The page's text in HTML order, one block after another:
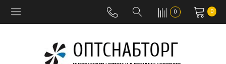
0 0